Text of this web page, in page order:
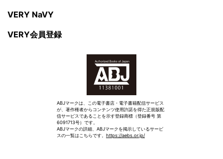
VERY NaVY
VERY会員登録
ABJマークは、この電子書店・電子書籍配信サービス
が、著作権者からコンテンツ使用許諾を得た正規版配
信サービスであることを示す登録商標（登録番号 第
6091713号）です。
ABJマークの詳細、ABJマークを掲示しているサービ
スの一覧はこちらです。 https://aebs.or.jp/